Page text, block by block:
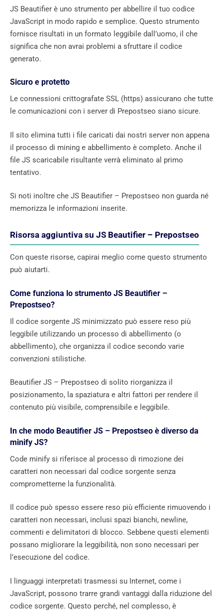
JS Beautifier è uno strumento per abbellire il tuo codice
JavaScript in modo rapido e semplice. Questo strumento
fornisce risultati in un formato leggibile dall’uomo, il che
significa che non avrai problemi a sfruttare il codice
generato.
Sicuro e protetto
Le connessioni crittografate SSL (https) assicurano che tutte
le comunicazioni con i server di Prepostseo siano sicure.
Il sito elimina tutti i file caricati dai nostri server non appena
il processo di mining e abbellimento è completo. Anche il
file JS scaricabile risultante verrà eliminato al primo
tentativo.
Si noti inoltre che JS Beautifier – Prepostseo non guarda né
memorizza le informazioni inserite.
Risorsa aggiuntiva su JS Beautifier – Prepostseo
Con queste risorse, capirai meglio come questo strumento
può aiutarti.
Come funziona lo strumento JS Beautifier –
Prepostseo?
Il codice sorgente JS minimizzato può essere reso più
leggibile utilizzando un processo di abbellimento (o
abbellimento), che organizza il codice secondo varie
convenzioni stilistiche.
Beautifier JS – Prepostseo di solito riorganizza il
posizionamento, la spaziatura e altri fattori per rendere il
contenuto più visibile, comprensibile e leggibile.
In che modo Beautifier JS – Prepostseo è diverso da
minify JS?
Code minify si riferisce al processo di rimozione dei
caratteri non necessari dal codice sorgente senza
comprometterne la funzionalità.
Il codice può spesso essere reso più efficiente rimuovendo i
caratteri non necessari, inclusi spazi bianchi, newline,
commenti e delimitatori di blocco. Sebbene questi elementi
possano migliorare la leggibilità, non sono necessari per
l’esecuzione del codice.
I linguaggi interpretati trasmessi su Internet, come i
JavaScript, possono trarre grandi vantaggi dalla riduzione del
codice sorgente. Questo perché, nel complesso, è